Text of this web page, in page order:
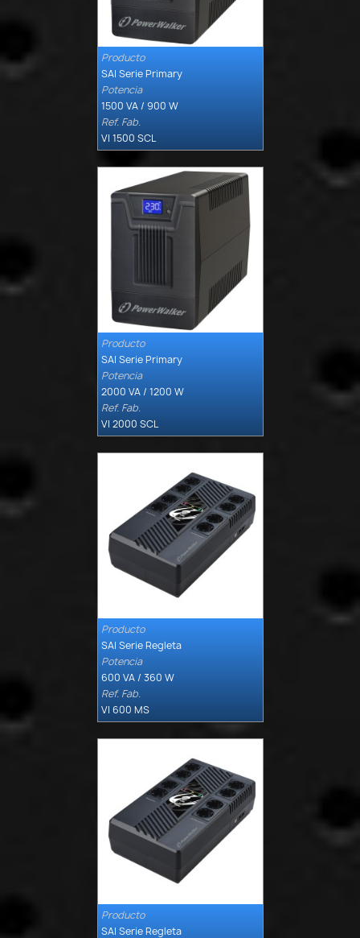

Producto
SAI Serie Primary
Potencia
1500 VA / 900 W
Ref. Fab.
VI 1500 SCL

Producto
SAI Serie Primary
Potencia
2000 VA / 1200 W
Ref. Fab.
VI 2000 SCL

Producto
SAI Serie Regleta
Potencia
600 VA / 360 W
Ref. Fab.
VI 600 MS

Producto
SAI Serie Regleta